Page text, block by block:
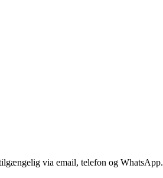
via email, telefon og WhatsApp.